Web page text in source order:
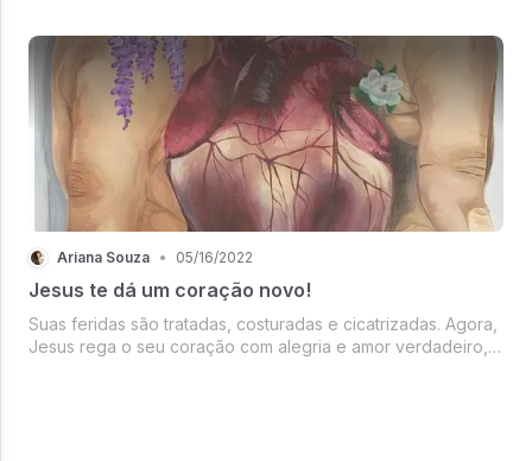
me saciar e...
Ariana Souza • 05/16/2022
Jesus te dá um coração novo!
Suas feridas são tratadas, costuradas e cicatrizadas. Agora,
Jesus rega o seu coração com alegria e amor verdadeiro,